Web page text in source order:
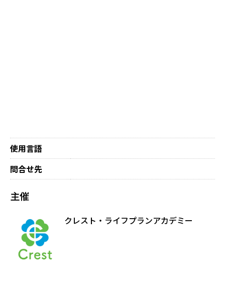
使用言語
問合せ先
主催
クレスト・ライフプランアカデミー